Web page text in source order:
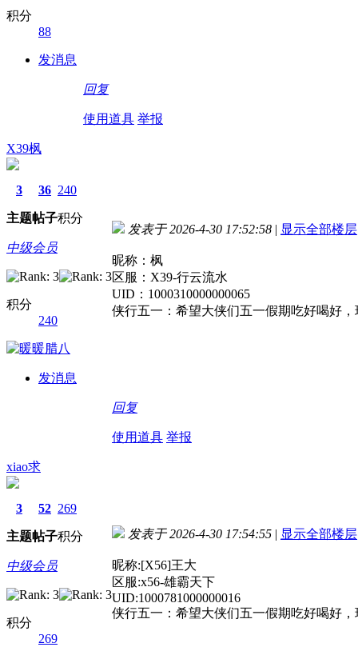
积分
88
发消息
回复
使用道具 举报
X39枫
3
主题
36
帖子
240
积分
中级会员
积分
240
发消息
发表于 2026-4-30 17:52:58 | 显示全部楼层
昵称：枫
区服：X39-行云流水
UID：1000310000000065
侠行五一：希望大侠们五一假期吃好喝好
回复
使用道具 举报
xiao求
3
主题
52
帖子
269
积分
中级会员
积分
269
发表于 2026-4-30 17:54:55 | 显示全部楼层
昵称:[X56]王大
区服:x56-雄霸天下
UID:1000781000000016
侠行五一：希望大侠们五一假期吃好喝好